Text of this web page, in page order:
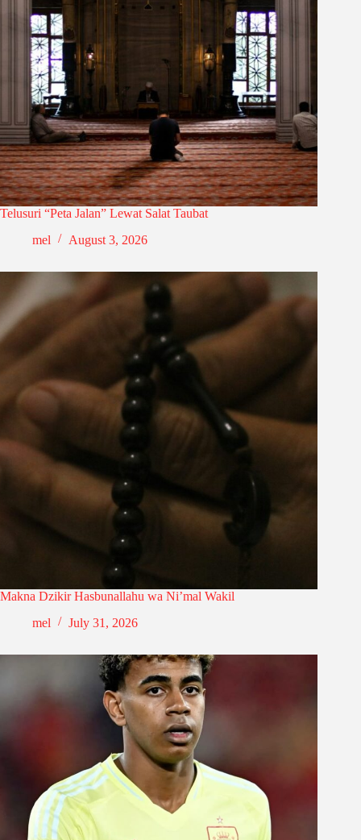
Telusuri “Peta Jalan” Lewat Salat Taubat
mel
August 3, 2026
Makna Dzikir Hasbunallahu wa Ni’mal Wakil
mel
July 31, 2026